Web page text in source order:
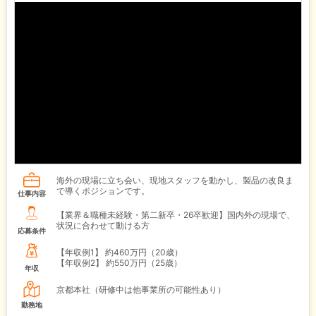
仕事内容
海外の現場に立ち会い、現地スタッフを動かし、製品の改良ま
で導くポジションです。
応募条件
【業界＆職種未経験・第二新卒・26卒歓迎】国内外の現場で、
状況に合わせて動ける方
年収
【年収例1】
約460万円（20歳）
【年収例2】
約550万円（25歳）
勤務地
京都本社（研修中は他事業所の可能性あり）